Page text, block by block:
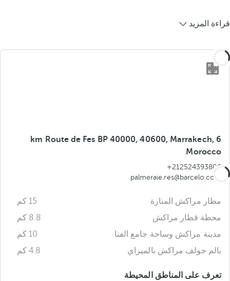
قراءة المزيد
6 km Route de Fes BP 40000, 40600, Marrakech,
Morocco
+212524393806
palmeraie.res@barcelo.com
مطار مراكش المنارة
15 كم
محطة قطار مراكش
8.8 كم
مدينة مراكش وساحة جامع الفنا
10 كم
بالم جولف مراكش بالميراي
4.8 كم
تعرف على المناطق المحيطة